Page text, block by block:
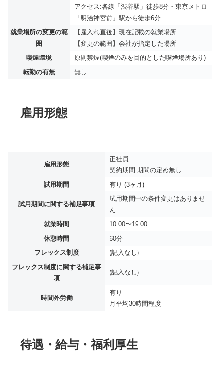
アクセス:各線「渋谷駅」徒歩8分・東京メトロ
「明治神宮前」駅から徒歩6分
就業場所の変更の範
囲
【雇入れ直後】現在記載の就業場所
【変更の範囲】会社が指定した場所
喫煙環境
原則禁煙(喫煙のみを目的とした喫煙場所あり)
転勤の有無
無し
雇用形態
雇用形態
正社員
契約期間:期間の定め無し
試用期間
有り (3ヶ月)
試用期間に関する補足事項
試用期間中の条件変更はありませ
ん
就業時間
10:00〜19:00
休憩時間
60分
フレックス制度
(記入なし)
フレックス制度に関する補足事
項
(記入なし)
時間外労働
有り
月平均30時間程度
待遇・給与・福利厚生